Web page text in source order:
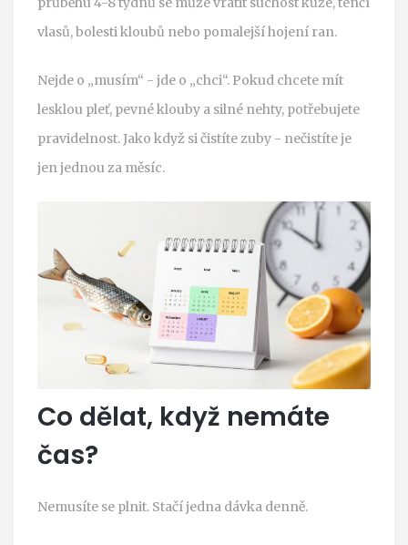
vlasů, bolesti kloubů nebo pomalejší hojení ran.
Nejde o „musím“ - jde o „chci“. Pokud chcete mít
lesklou pleť, pevné klouby a silné nehty, potřebujete
pravidelnost. Jako když si čistíte zuby - nečistíte je
jen jednou za měsíc.
Co dělat, když nemáte
čas?
Nemusíte se plnit. Stačí jedna dávka denně.